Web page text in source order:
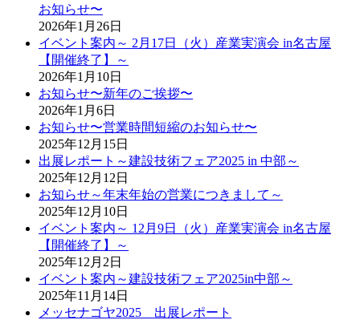
お知らせ〜
2026年1月26日
イベント案内～ 2月17日（火）産業実演会 in名古屋
【開催終了】～
2026年1月10日
お知らせ〜新年のご挨拶〜
2026年1月6日
お知らせ〜営業時間短縮のお知らせ〜
2025年12月15日
出展レポート～建設技術フェア2025 in 中部～
2025年12月12日
お知らせ～年末年始の営業につきまして～
2025年12月10日
イベント案内～ 12月9日（火）産業実演会 in名古屋
【開催終了】～
2025年12月2日
イベント案内～建設技術フェア2025in中部～
2025年11月14日
メッセナゴヤ2025 出展レポート